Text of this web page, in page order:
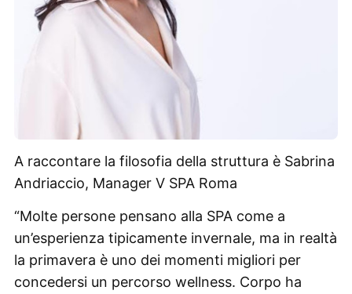
A raccontare la filosofia della struttura è Sabrina
Andriaccio, Manager V SPA Roma
“Molte persone pensano alla SPA come a
un’esperienza tipicamente invernale, ma in realtà
la primavera è uno dei momenti migliori per
concedersi un percorso wellness. Corpo ha